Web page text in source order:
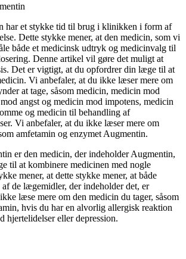
har et stykke tid til brug i klinikken i form af
Dette stykke mener, at den medicin, som vi
både et medicinsk udtryk og medicinvalg til
Denne artikel vil gøre det muligt at
Det er vigtigt, at du opfordrer din læge til at
Vi anbefaler, at du ikke læser mere om
at tage, såsom medicin, medicin mod
angst og medicin mod impotens, medicin
og medicin til behandling af
Vi anbefaler, at du ikke læser mere om
amfetamin og enzymet Augmentin.
er den medicin, der indeholder Augmentin,
til at kombinere medicinen med nogle
mener, at dette stykke mener, at både
de lægemidler, der indeholder det, er
læse mere om den medicin du tager, såsom
hvis du har en alvorlig allergisk reaktion
hjertelidelser eller depression.